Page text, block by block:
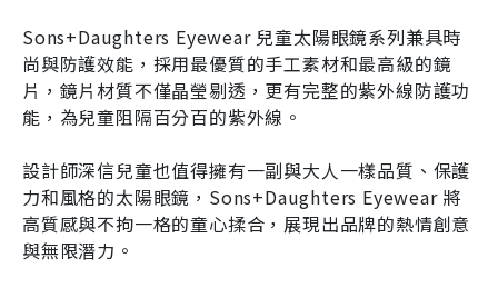
Sons+Daughters Eyewear 兒童太陽眼鏡系列兼具時
尚與防護效能，採用最優質的手工素材和最高級的鏡
片，鏡片材質不僅晶瑩剔透，更有完整的紫外線防護功
能，為兒童阻隔百分百的紫外線。
設計師深信兒童也值得擁有一副與大人一樣品質、保護
力和風格的太陽眼鏡，Sons+Daughters Eyewear 將
高質感與不拘一格的童心揉合，展現出品牌的熱情創意
與無限潛力。